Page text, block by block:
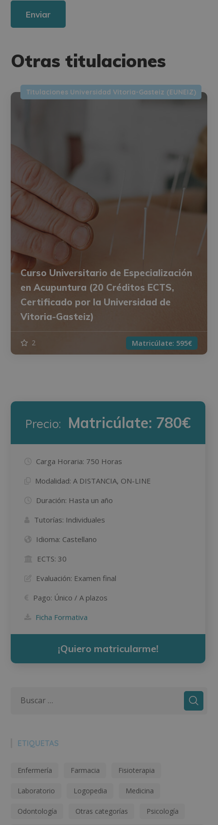
Derechos: Puede ejercitar sus derechos identificándose suficientemente,
Para más información consulte nuestra Política de Privacidad.
Otras titulaciones
Titulaciones Universidad Vitoria-Gasteiz (EUNEIZ)
Curso Universitario de Especialización
en Acupuntura (20 Créditos ECTS,
Certificado por la Universidad de
Vitoria-Gasteiz)
2 Matricúlate: 595€
Precio: Matricúlate: 780€
Carga Horaria: 750 Horas
Modalidad: A DISTANCIA, ON-LINE
Duración: Hasta un año
Tutorías: Individuales
Idioma: Castellano
ECTS: 30
Evaluación: Examen final
Pago: Único / A plazos
Ficha Formativa
¡Quiero matricularme!
ETIQUETAS
Enfermería Farmacia Fisioterapia
Laboratorio Logopedia Medicina
Odontología Otras categorías Psicología